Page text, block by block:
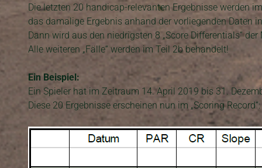
Die letzten 20 handicap-relevanten Ergebnisse werden
das damalige Ergebnis anhand der vorliegenden Daten
Dann wird aus den niedrigsten 8 „Score Differentials“
Alle weiteren „Fälle“ werden im Teil 2b behandelt!
Ein Beispiel:
Ein Spieler hat im Zeitraum 14. April 2019 bis 31.
Diese 20 Ergebnisse erscheinen nun im „Scoring Record“: